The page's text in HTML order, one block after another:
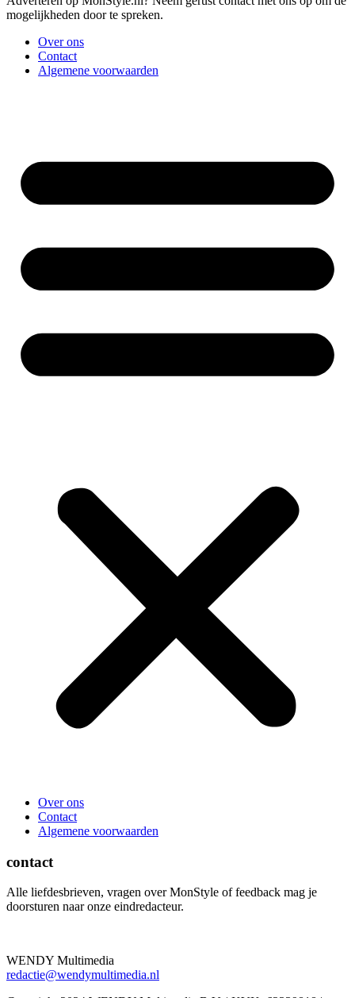
mogelijkheden door te spreken.
Over ons
Contact
Algemene voorwaarden
Over ons
Contact
Algemene voorwaarden
contact
Alle liefdesbrieven, vragen over MonStyle of feedback mag je
doorsturen naar onze eindredacteur.
WENDY Multimedia
redactie@wendymultimedia.nl